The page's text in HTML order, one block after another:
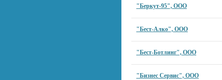
"Беркут-95", ООО
"Бест-Алко", ООО
"Бест-Ботлинг", ООО
"Бизнес Сервис", ООО